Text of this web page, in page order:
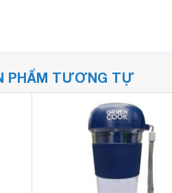
PHẨM TƯƠNG TỰ